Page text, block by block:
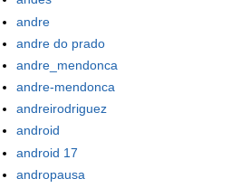
andre
andre do prado
andre_mendonca
andre-mendonca
andreirodriguez
android
android 17
andropausa